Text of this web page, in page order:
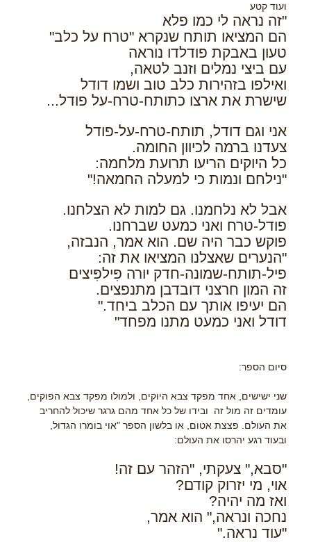
ועוד קטע
"זה נראה לי כמו פלא
הם המציאו תותח שנקרא "טרח על כלב"
טעון באבקת פודלדו נוראה
עם ביצי נמלים וזנב לטאה,
ואילפו בזהירות כלב טוב ושמו דודל
שישרת את ארצו כתותח-טרח-על פודל...
אני וגם דודל, תותח-טרח-על-פודל
צעדנו ברמה לכיוון החומה.
כל היוקים הריעו תרועת מלחמה:
"נילחם ונמות כי למעלה החמאה!"
אבל לא נלחמנו. גם למות לא הצלחנו.
פודל-טרח ואני כמעט שברחנו.
פוקש כבר היה שם. הוא אמר, הנבזה,
"הנערים שאצלנו המציאו את זה:
פיל-תותח-שמונה-חדק יורה פִּילפִּיצים
זה המון חרצני דובדבן מתנפצים.
הם יעיפו אותך עם הכלב ביחד."
דודל ואני כמעט מתנו מפחד"
סיום הספר:
שני ישישים, אחד מפקד צבא היוקים, ולמולו מפקד צבא הפוקים,
עומדים זה מול זה ובידו של כל אחד מהם גרגר שיכול להחריב
את העולם. פצצת אטום, או בלשון הספר "אוי בומרו הגדול,
ובעוד רגע יהרסו את העולם:
"סבא," צעקתי, "הזהר עם זה!
אוי, מי יזרוק קודם?
ואז מה יהיה?
נחכה ונראה," הוא אמר,
"עוד נראה."